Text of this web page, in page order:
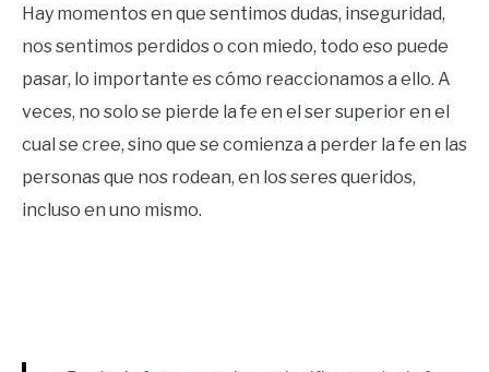
Hay momentos en que sentimos dudas, inseguridad,
nos sentimos perdidos o con miedo, todo eso puede
pasar, lo importante es cómo reaccionamos a ello. A
veces, no solo se pierde la fe en el ser superior en el
cual se cree, sino que se comienza a perder la fe en las
personas que nos rodean, en los seres queridos,
incluso en uno mismo.